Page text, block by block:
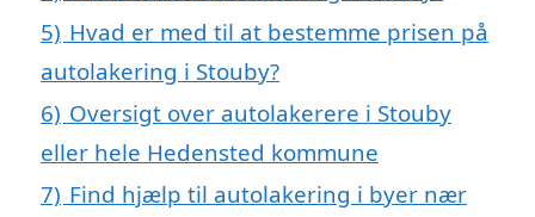
5) Hvad er med til at bestemme prisen på
autolakering i Stouby?
6) Oversigt over autolakerere i Stouby
eller hele Hedensted kommune
7) Find hjælp til autolakering i byer nær